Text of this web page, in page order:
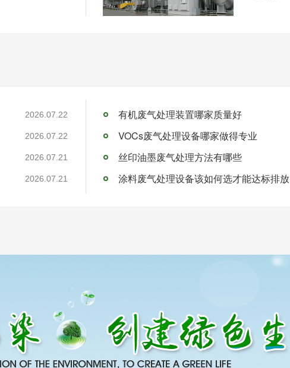
2026.07.22
2026.07.22
2026.07.21
2026.07.21
有机废气处理装置哪家质量好
VOCs废气处理设备哪家做得专业
丝印油墨废气处理方法有哪些
涂料废气处理设备该如何选才能达标排放